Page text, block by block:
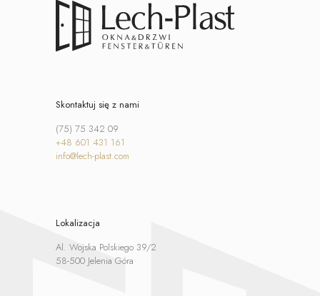
Skontaktuj się z nami
(75) 75 342 09
+48 601 431 161
info@lech-plast.com
Lokalizacja
Al. Wojska Polskiego 39/2
58-500 Jelenia Góra